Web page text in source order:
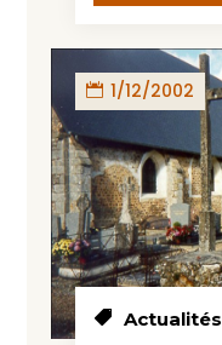
1/12/2002
Actualités